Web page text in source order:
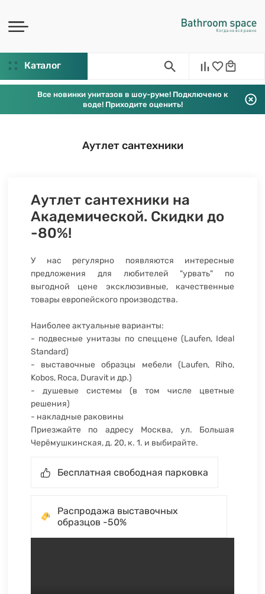
Каталог
Все новинки унитазов в шоу-руме! Подключено к
воде! Приходите оценить!
Аутлет сантехники
Аутлет сантехники на
Академической. Скидки до
-80%!
У нас регулярно появляются интересные
предложения для любителей "урвать" по
выгодной цене эксклюзивные, качественные
товары европейского производства.
Наиболее актуальные варианты:
- подвесные унитазы по спеццене (Laufen, Ideal
Standard)
- выставочные образцы мебели (Laufen, Riho,
Kobos, Roca, Duravit и др.)
- душевые системы (в том числе цветные
решения)
- накладные раковины
Приезжайте по адресу Москва, ул. Большая
Черёмушкинская, д. 20, к. 1. и выбирайте.
Бесплатная свободная парковка
Распродажа выставочных
образцов -50%